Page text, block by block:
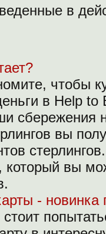
в
чтобы
в Help
сбережения
вы
который вы
- новинка